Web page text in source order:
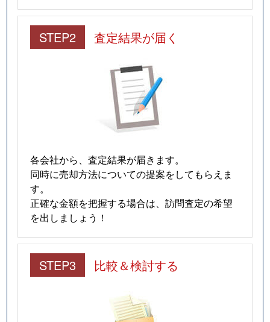
STEP2 査定結果が届く
各会社から、査定結果が届きます。
同時に売却方法についての提案をしてもらえま
す。
正確な金額を把握する場合は、訪問査定の希望
を出しましょう！
STEP3 比較＆検討する